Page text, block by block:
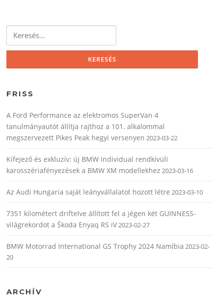
Keresés:
FRISS
A Ford Performance az elektromos SuperVan 4
tanulmányautót állítja rajthoz a 101. alkalommal
megszervezett Pikes Peak hegyi versenyen 2023-03-22
Kifejező és exkluzív: új BMW Individual rendkívüli
karosszériafényezések a BMW XM modellekhez 2023-03-16
Az Audi Hungaria saját leányvállalatot hozott létre 2023-03-10
7351 kilométert driftelve állított fel a jégen két GUINNESS-
világrekordot a Škoda Enyaq RS iV2023-02-27
BMW Motorrad International GS Trophy 2024 Namíbia 2023-02-
20
ARCHÍV